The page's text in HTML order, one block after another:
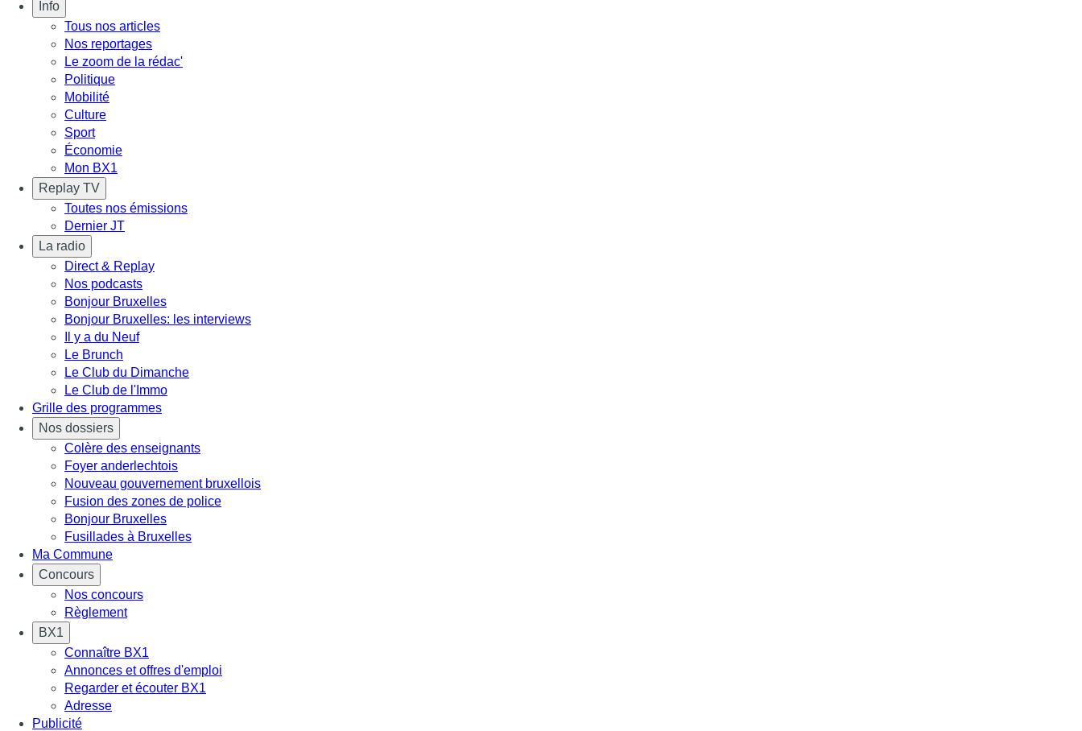
Info
Tous nos articles
Nos reportages
Le zoom de la rédac'
Politique
Mobilité
Culture
Sport
Économie
Mon BX1
Replay TV
Toutes nos émissions
Dernier JT
La radio
Direct & Replay
Nos podcasts
Bonjour Bruxelles
Bonjour Bruxelles: les interviews
Il y a du Neuf
Le Brunch
Le Club du Dimanche
Le Club de l'Immo
Grille des programmes
Nos dossiers
Colère des enseignants
Foyer anderlechtois
Nouveau gouvernement bruxellois
Fusion des zones de police
Bonjour Bruxelles
Fusillades à Bruxelles
Ma Commune
Concours
Nos concours
Règlement
BX1
Connaître BX1
Annonces et offres d'emploi
Regarder et écouter BX1
Adresse
Publicité